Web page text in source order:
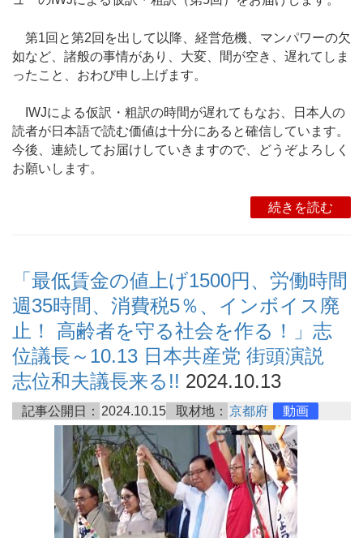
第1回と第2回を出して以降、経営危機、マンパワーの欠
如など、諸般の事情があり、大変、間が空き、遅れてしま
ったこと、おわび申し上げます。
IWJによる仮訳・粗訳の時間が遅れてもなお、日本人の
読者が日本語で読む価値は十分にあると確信しています。
今後、連続してお届けしていきますので、どうぞよろしく
お願いします。
続きを読む
「最低賃金の値上げ1500円、労働時間
週35時間、消費税5％、インボイス廃
止！ 高齢者を守る社会を作る！」志
位議長～10.13 日本共産党 街頭演説
志位和夫議長来る!! 2024.10.13
記事公開日： 2024.10.15 取材地： 京都府 動画